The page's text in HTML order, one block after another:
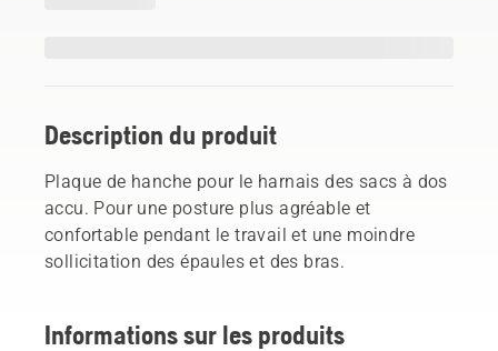
Description du produit
Plaque de hanche pour le harnais des sacs à dos
accu. Pour une posture plus agréable et
confortable pendant le travail et une moindre
sollicitation des épaules et des bras.
Informations sur les produits